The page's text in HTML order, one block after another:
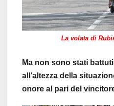
La volata di
Ma non sono stati
all’altezza della
onore al pari del